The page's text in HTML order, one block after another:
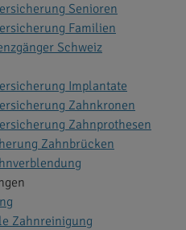
Senioren
Familien
Schweiz
Implantate
Zahnkronen
Zahnprothesen
Zahnbrücken
Zahnreinigung